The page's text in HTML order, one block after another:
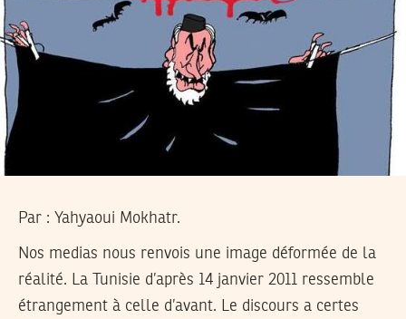
Par : Yahyaoui Mokhatr.
Nos medias nous renvois une image déformée de la
réalité. La Tunisie d’après 14 janvier 2011 ressemble
étrangement à celle d’avant. Le discours a certes